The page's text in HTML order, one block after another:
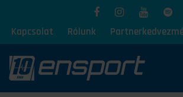
Kapcsolat Rólunk